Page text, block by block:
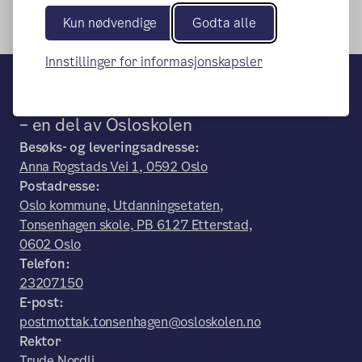
Kun nødvendige Godta alle
Innstillinger for informasjonskapsler
– en del av Osloskolen
Besøks- og leveringsadresse:
Anna Rogstads Vei 1, 0592 Oslo
Postadresse:
Oslo kommune, Utdanningsetaten,
Tonsenhagen skole, PB 6127 Etterstad,
0602 Oslo
Telefon:
23207150
E-post:
postmottak.tonsenhagen@osloskolen.no
Rektor